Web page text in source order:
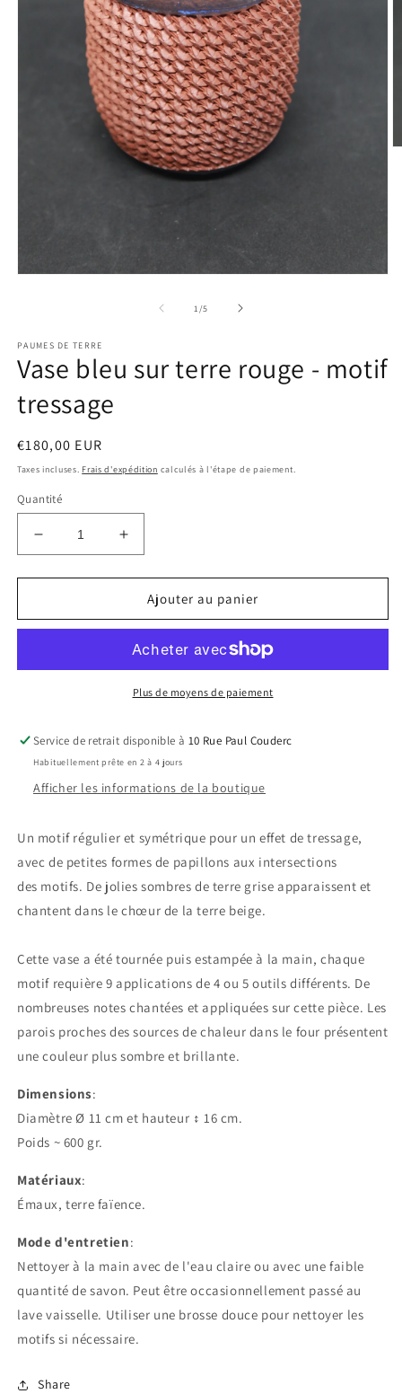
une
fenêtre
modale
1/de
5
PAUMES DE TERRE
Vase bleu sur terre rouge - motif
tressage
Prix
habituel
€180,00 EUR
Taxes incluses. Frais d'expédition calculés à l'étape de paiement.
Quantité
Réduire
la
quantité
Vase
terre
tressage
Augmenter
la
quantité
Vase
sur
terre
rouge
tressage
Ajouter au panier
Plus de moyens de paiement
Service de retrait disponible à 10 Rue Paul Couderc
Habituellement prête en 2 à 4 jours
Afficher les informations de la boutique
Un motif régulier et symétrique pour un effet de tressage,
avec de petites formes de papillons aux intersections
des motifs. De jolies sombres de terre grise apparaissent et
chantent dans le chœur de la terre beige.
Cette vase a été tournée puis estampée à la main, chaque
motif requière 9 applications de 4 ou 5 outils différents. De
nombreuses notes chantées et appliquées sur cette pièce. Les
parois proches des sources de chaleur dans le four présentent
une couleur plus sombre et brillante.
Dimensions:
Diamètre Ø 11 cm et hauteur ↕ 16 cm.
Poids ~ 600 gr.
Matériaux:
Émaux, terre faïence.
Mode d'entretien:
Nettoyer à la main avec de l'eau claire ou avec une faible
quantité de savon. Peut être occasionnellement passé au
lave vaisselle. Utiliser une brosse douce pour nettoyer les
motifs si nécessaire.
Share